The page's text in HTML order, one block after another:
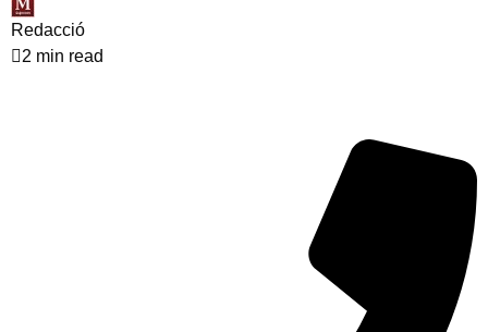
Redacció
2 min read